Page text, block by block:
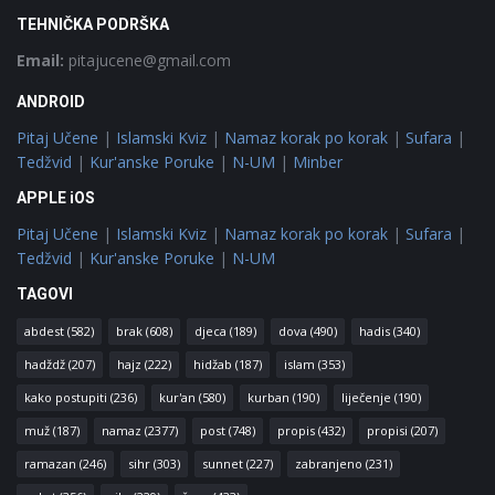
TEHNIČKA PODRŠKA
Email: pitajucene@gmail.com
ANDROID
Pitaj Učene | Islamski Kviz | Namaz korak po korak | Sufara |
Tedžvid | Kur'anske Poruke | N-UM | Minber
APPLE iOS
Pitaj Učene | Islamski Kviz | Namaz korak po korak | Sufara |
Tedžvid | Kur'anske Poruke | N-UM
TAGOVI
abdest (582) brak (608) djeca (189) dova (490) hadis (340)
hadždž (207) hajz (222) hidžab (187) islam (353)
kako postupiti (236) kur'an (580) kurban (190) liječenje (190)
muž (187) namaz (2377) post (748) propis (432) propisi (207)
ramazan (246) sihr (303) sunnet (227) zabranjeno (231)